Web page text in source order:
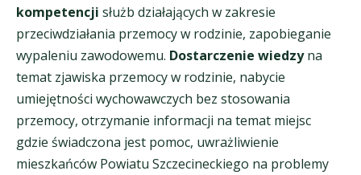
kompetencji służb działających w zakresie
przeciwdziałania przemocy w rodzinie, zapobieganie
wypaleniu zawodowemu. Dostarczenie wiedzyna
temat zjawiska przemocy w rodzinie, nabycie
umiejętności wychowawczych bez stosowania
przemocy, otrzymanie informacji na temat miejsc
gdzie świadczona jest pomoc, uwrażliwienie
mieszkańców Powiatu Szczecineckiego na problemy